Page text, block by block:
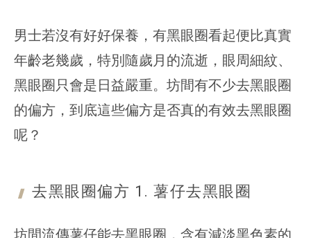
男士若沒有好好保養，有黑眼圈看起便比真實
年齡老幾歲，特別隨歲月的流逝，眼周細紋、
黑眼圈只會是日益嚴重。坊間有不少去黑眼圈
的偏方，到底這些偏方是否真的有效去黑眼圈
呢？
去黑眼圈偏方 1. 薯仔去黑眼圈
坊間流傳薯仔能去黑眼圈，含有減淡黑色素的